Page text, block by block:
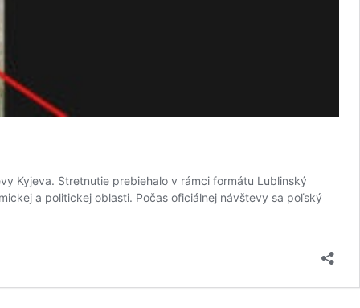
Kyjeva. Stretnutie prebiehalo v rámci formátu Lublinský
a politickej oblasti. Počas oficiálnej návštevy sa poľský